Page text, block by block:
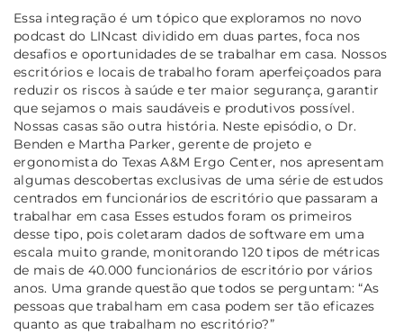
Essa integração é um tópico que exploramos no novo
podcast do LINcast dividido em duas partes, foca nos
desafios e oportunidades de se trabalhar em casa. Nossos
escritórios e locais de trabalho foram aperfeiçoados para
reduzir os riscos à saúde e ter maior segurança, garantir
que sejamos o mais saudáveis e produtivos possível.
Nossas casas são outra história. Neste episódio, o Dr.
Benden e Martha Parker, gerente de projeto e
ergonomista do Texas A&M Ergo Center, nos apresentam
algumas descobertas exclusivas de uma série de estudos
centrados em funcionários de escritório que passaram a
trabalhar em casa Esses estudos foram os primeiros
desse tipo, pois coletaram dados de software em uma
escala muito grande, monitorando 120 tipos de métricas
de mais de 40.000 funcionários de escritório por vários
anos. Uma grande questão que todos se perguntam:“As
pessoas que trabalham em casa podem ser tão eficazes
quanto as que trabalham no escritório?”